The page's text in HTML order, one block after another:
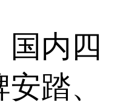
内四
踏、